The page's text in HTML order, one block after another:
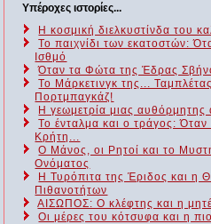
Υπέροχες ιστορίες...
Η κοσμική διελκυστίνδα του
Το παιχνίδι των εκατοστών:
Ισθμό
Όταν τα Φώτα της Έδρας
Το Μάρκετινγκ της...
Πορτμπαγκάζ!
Η γεωμετρία μιας αυθόρμητης
Το ένταλμα και ο τράγος:
Κρήτη...
Ο Μάνος, οι Ρητοί και το
Ονόματος
Η Τυρόπιτα της Έριδος και η
Πιθανοτήτων
ΑΙΣΩΠΟΣ: Ο κλέφτης και η
Οι μέρες του κότσυφα και η